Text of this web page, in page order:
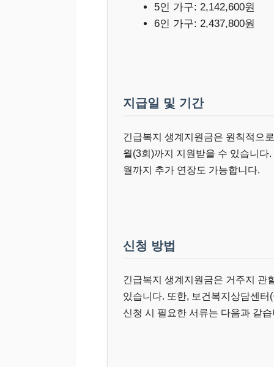
5인 가구: 2,142,600원
6인 가구: 2,437,800원
지급일 및 기간
긴급복지 생계지원금은 원칙적으
월(3회)까지 지원받을 수 있습니
월까지 추가 연장도 가능합니다.
신청 방법
긴급복지 생계지원금은 거주지 관
있습니다. 또한, 보건복지상담센
신청 시 필요한 서류는 다음과 같습